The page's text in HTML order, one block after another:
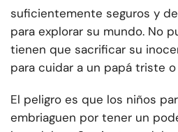
suficientemente seguros y
para explorar su mundo. No
tienen que sacrificar su
para cuidar a un papá triste o
El peligro es que los niños
embriaguen por tener un